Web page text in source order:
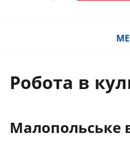
Робота в
Малопольське